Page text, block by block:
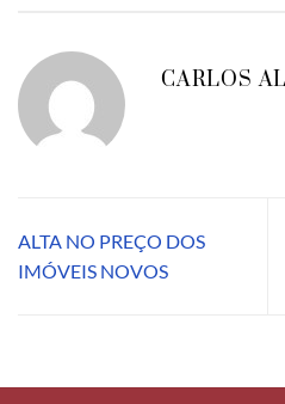
CARLOS
ALTA NO PREÇO DOS
IMÓVEIS NOVOS